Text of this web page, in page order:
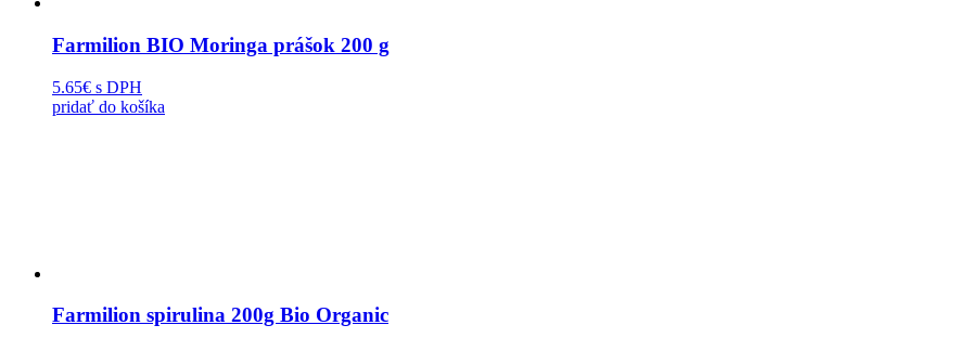
Farmilion BIO Moringa prášok 200 g
5.65€ s DPH
pridať do košíka
Farmilion spirulina 200g Bio Organic